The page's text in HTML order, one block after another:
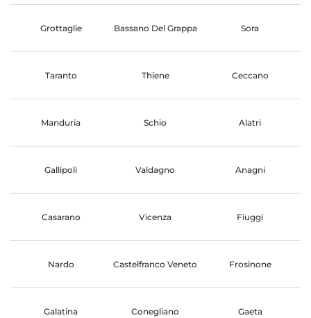
Grottaglie Bassano Del Grappa Sora
Taranto Thiene Ceccano
Manduria Schio Alatri
Gallipoli Valdagno Anagni
Casarano Vicenza Fiuggi
Nardo Castelfranco Veneto Frosinone
Galatina Conegliano Gaeta